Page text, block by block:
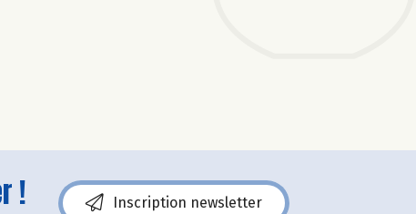
! Inscription newsletter